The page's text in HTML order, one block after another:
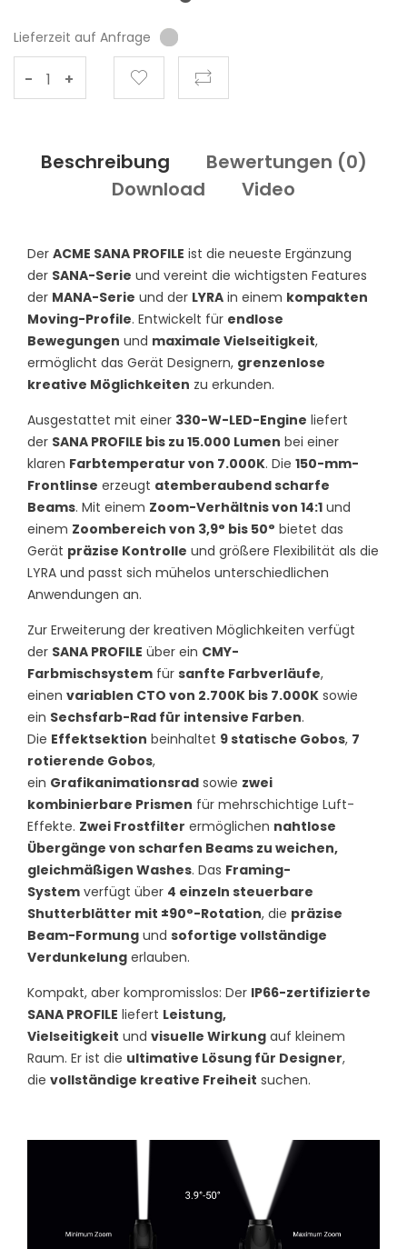
Lieferzeit auf Anfrage
- +
Beschreibung Bewertungen (0)
Download
Video
Der ACME SANA PROFILE ist die neueste Ergänzung
der SANA-Serie und vereint die wichtigsten Features
der MANA-Serie und der LYRA in einem kompakten
Moving-Profile. Entwickelt für endlose
Bewegungen und maximale Vielseitigkeit,
ermöglicht das Gerät Designern, grenzenlose
kreative Möglichkeiten zu erkunden.
Ausgestattet mit einer 330-W-LED-Engine liefert
der SANA PROFILE bis zu 15.000 Lumen bei einer
klaren Farbtemperatur von 7.000K. Die 150-mm-
Frontlinse erzeugt atemberaubend scharfe
Beams. Mit einem Zoom-Verhältnis von 14:1 und
einem Zoombereich von 3,9° bis 50° bietet das
Gerät präzise Kontrolle und größere Flexibilität als die
LYRA und passt sich mühelos unterschiedlichen
Anwendungen an.
Zur Erweiterung der kreativen Möglichkeiten verfügt
der SANA PROFILE über ein CMY-
Farbmischsystem für sanfte Farbverläufe,
einen variablen CTO von 2.700K bis 7.000K sowie
ein Sechsfarb-Rad für intensive Farben.
Die Effektsektion beinhaltet 9 statische Gobos, 7
rotierende Gobos,
ein Grafikanimationsrad sowie zwei
kombinierbare Prismen für mehrschichtige Luft-
Effekte. Zwei Frostfilter ermöglichen nahtlose
Übergänge von scharfen Beams zu weichen,
gleichmäßigen Washes. Das Framing-
System verfügt über 4 einzeln steuerbare
Shutterblätter mit ±90°-Rotation, die präzise
Beam-Formung und sofortige vollständige
Verdunkelung erlauben.
Kompakt, aber kompromisslos: Der IP66-zertifizierte
SANA PROFILE liefert Leistung,
Vielseitigkeit und visuelle Wirkung auf kleinem
Raum. Er ist die ultimative Lösung für Designer,
die vollständige kreative Freiheit suchen.